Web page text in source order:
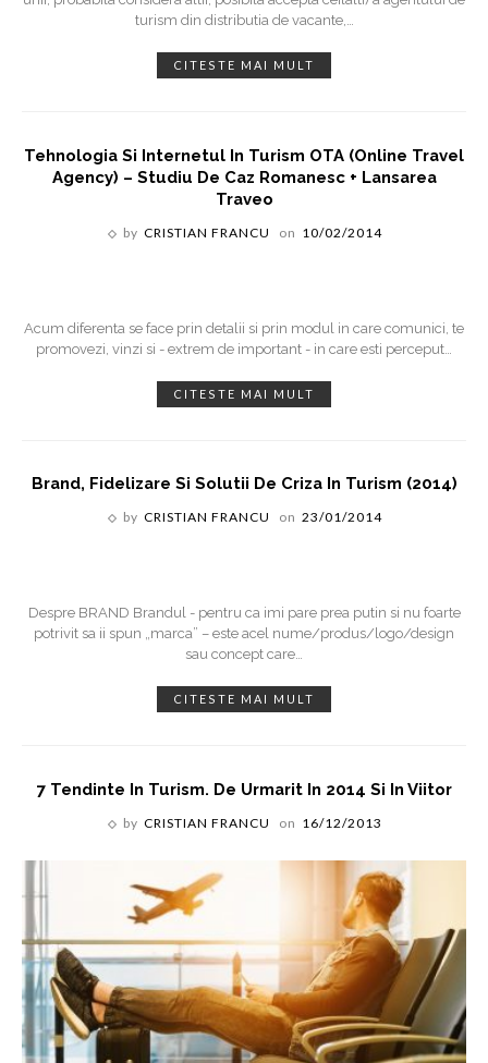
turism din distributia de vacante,
CITESTE MAI MULT
Tehnologia Si Internetul In Turism OTA (Online Travel
Agency) – Studiu De Caz Romanesc + Lansarea
Traveo
by CRISTIAN FRANCU on 10/02/2014
Acum diferenta se face prin detalii si prin modul in care comunici, te
promovezi, vinzi si - extrem de important - in care esti perceput
CITESTE MAI MULT
Brand, Fidelizare Si Solutii De Criza In Turism (2014)
by CRISTIAN FRANCU on 23/01/2014
Despre BRAND Brandul - pentru ca imi pare prea putin si nu foarte
potrivit sa ii spun „marca” – este acel nume/produs/logo/design
sau concept care
CITESTE MAI MULT
7 Tendinte In Turism. De Urmarit In 2014 Si In Viitor
by CRISTIAN FRANCU on 16/12/2013